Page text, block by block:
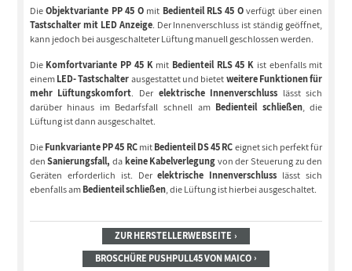
DieObjektvariante PP 45 Omit Bedienteil RLS 45 Overfügt über einen
Tastschalter mit LED Anzeige. Der Innenverschluss ist ständig geöffnet,
kann jedoch bei ausgeschalteter Lüftung manuell geschlossen werden.
Die Komfortvariante PP 45 Kmit Bedienteil RLS 45 K ist ebenfalls mit
einemLED- Tastschalterausgestattet und bietetweitere Funktionen für
mehr Lüftungskomfort. Derelektrische Innenverschluss lässt sich
darüber hinaus im Bedarfsfall schnell am Bedienteil schließen, die
Lüftung ist dann ausgeschaltet.
DieFunkvariante PP 45 RCmitBedienteil DS 45 RCeignet sich perfekt für
denSanierungsfall, dakeine Kabelverlegungvon der Steuerung zu den
Geräten erforderlich ist. Derelektrische Innenverschluss lässt sich
ebenfalls amBedienteil schließen, die Lüftung ist hierbei ausgeschaltet.
ZUR HERSTELLERWEBSEITE
BROSCHÜRE PUSHPULL45 VON MAICO